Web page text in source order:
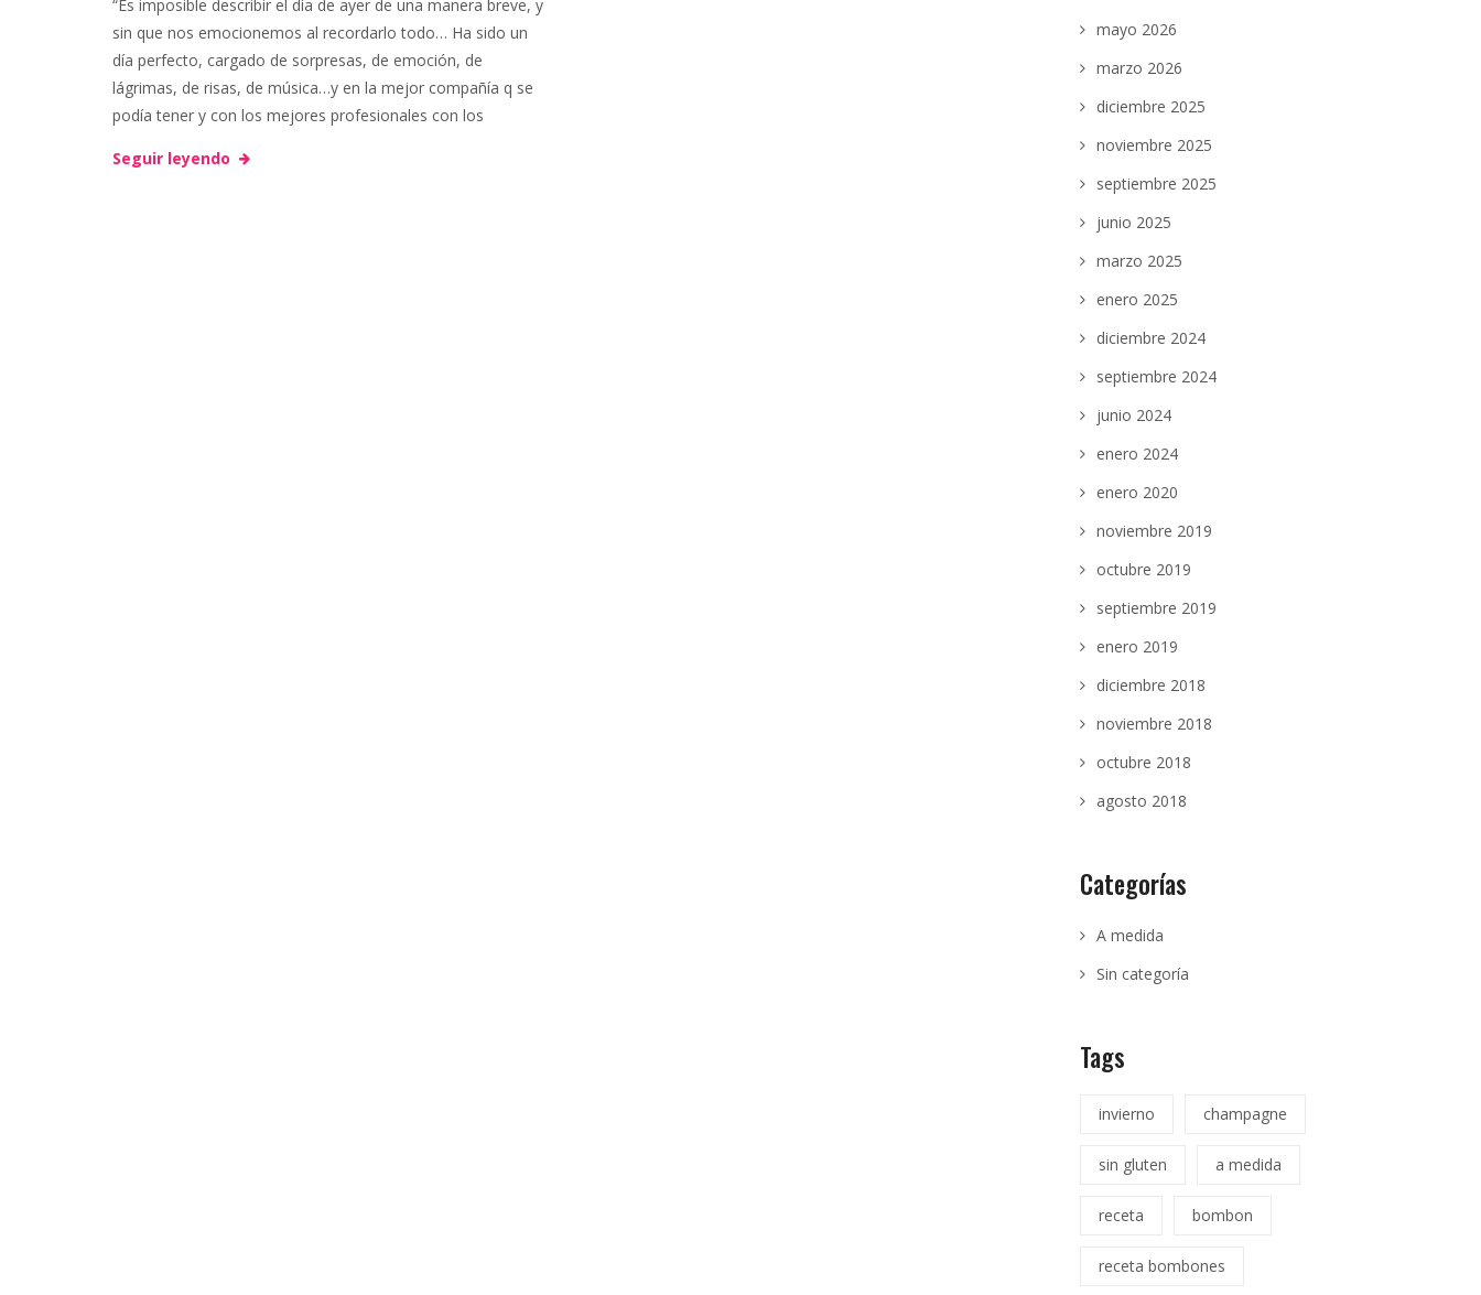
a
e
a
“Es imposible describir el día de ayer de una manera breve, y
sin que nos emocionemos al recordarlo todo… Ha sido un
día perfecto, cargado de sorpresas, de emoción, de
lágrimas, de risas, de música…y en la mejor compañía q se
podía tener y con los mejores profesionales con los
Seguir leyendo
mayo 2026
marzo 2026
diciembre 2025
noviembre 2025
septiembre 2025
junio 2025
marzo 2025
enero 2025
diciembre 2024
septiembre 2024
junio 2024
enero 2024
enero 2020
noviembre 2019
octubre 2019
septiembre 2019
enero 2019
diciembre 2018
noviembre 2018
octubre 2018
agosto 2018
Categorías
A medida
Sin categoría
Tags
invierno champagne
sin gluten a medida
receta bombon
receta bombones